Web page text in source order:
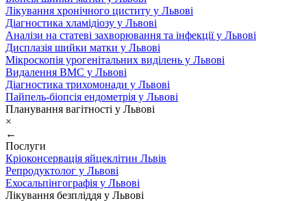
Лікування хронічного циститу у Львові
Діагностика хламідіозу у Львові
Аналізи на статеві захворювання та інфекції у Львові
Дисплазія шийки матки у Львові
Мікроскопія урогенітальних виділень у Львові
Видалення ВМС у Львові
Діагностика трихомонади у Львові
Пайпель-біопсія ендометрія у Львові
Планування вагітності у Львові
×
←
Послуги
Кріоконсервація яйцеклітин Львів
Репродуктолог у Львові
Ехосальпінгографія у Львові
Лікування безпліддя у Львові